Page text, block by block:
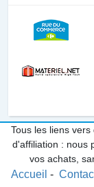
Tous les liens
d'affiliation : nous
vos achats,
Accueil -